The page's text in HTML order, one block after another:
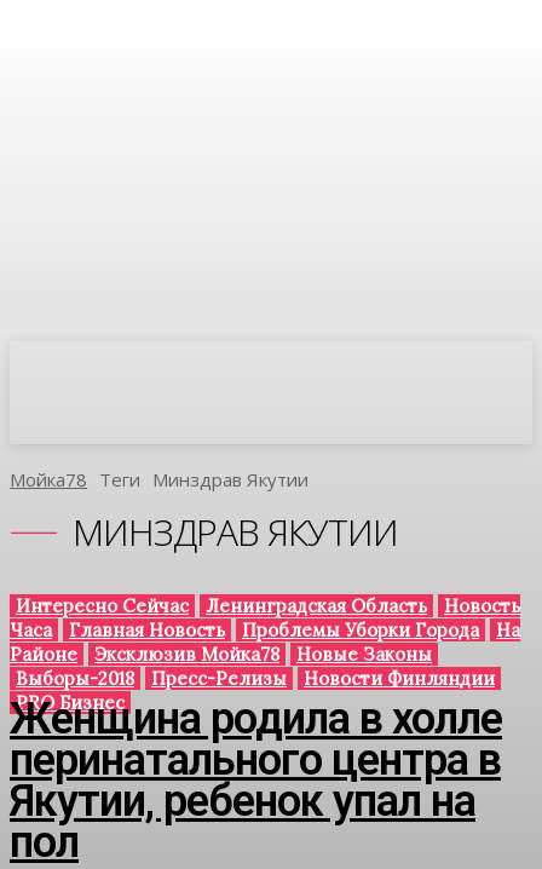
Мойка78 Теги Минздрав Якутии
МИНЗДРАВ ЯКУТИИ
Интересно Сейчас Ленинградская Область
Новость
Часа
Главная Новость Проблемы Уборки Города
На
Районе
Эксклюзив Мойка78
Новые Законы
Выборы-2018
Пресс-Релизы
Новости Финляндии
PRO Бизнес
Женщина родила в холле
перинатального центра в
Якутии, ребенок упал на
пол